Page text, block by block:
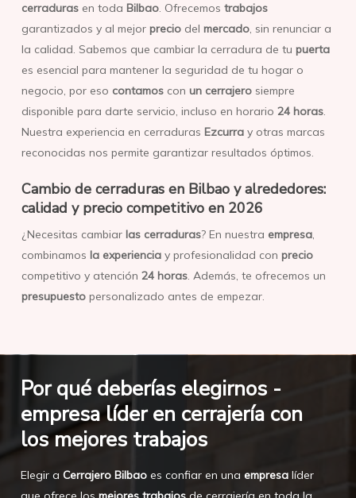
cerradurasen toda Bilbao. Ofrecemos trabajos
garantizados y al mejor preciodel mercado, sin renunciar a
la calidad. Sabemos que cambiar la cerradura de tu puerta
es esencial para mantener la seguridad de tu hogar o
negocio, por eso contamoscon un cerrajerosiempre
disponible para darte servicio, incluso en horario 24 horas.
Nuestra experiencia en cerraduras Ezcurray otras marcas
reconocidas nos permite garantizar resultados óptimos.
Cambio de cerraduras en Bilbao y alrededores:
calidad y precio competitivo en 2026
¿Necesitas cambiar las cerraduras? En nuestra empresa,
combinamos la experienciay profesionalidad con precio
competitivo y atención 24 horas. Además, te ofrecemos un
presupuestopersonalizado antes de empezar.
Por qué deberías elegirnos -
empresa líder en cerrajería con
los mejores trabajos
Elegir a Cerrajero Bilbaoes confiar en una empresalíder